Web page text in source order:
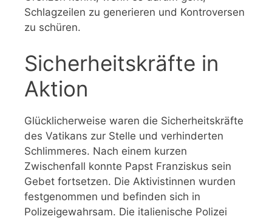
Schlagzeilen zu generieren und Kontroversen
zu schüren.
Sicherheitskräfte in
Aktion
Glücklicherweise waren die Sicherheitskräfte
des Vatikans zur Stelle und verhinderten
Schlimmeres. Nach einem kurzen
Zwischenfall konnte Papst Franziskus sein
Gebet fortsetzen. Die Aktivistinnen wurden
festgenommen und befinden sich in
Polizeigewahrsam. Die italienische Polizei